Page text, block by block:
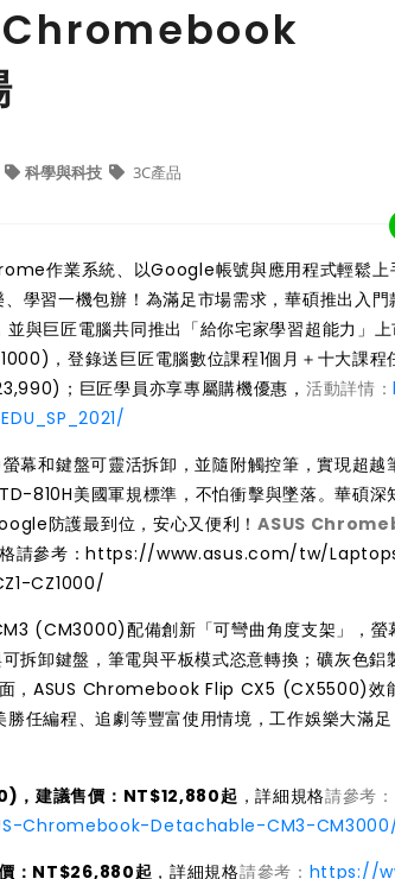
Chromebook
科學與科技 3C產品
作業系統、以Google帳號與應用程式輕鬆
學習一機包辦！為滿足市場需求，華碩推出入
巨匠電腦共同推出「給你宅家學習超能力」上
，登錄送巨匠電腦數位課程1個月＋十大課程
；巨匠學員亦享專屬購機優惠， 活動詳情：
和鍵盤可靈活拆卸，並隨附觸控筆，實現超越
810H美國軍規標準，不怕衝擊與墜落。華碩深
防護最到位，安心又便利！ASUS
請參考：https://www.asus.com/tw/
CZ1000/
(CM3000)配備創新「可彎曲角度支架」，螢
拆卸鍵盤，筆電與平板模式恣意轉換；礦灰色鋁
，ASUS Chromebook Flip CX5 (CX5500)效能
任編程、追劇等豐富使用情境，工作娛樂大滿
建議售價：NT$12,880起 ，詳細規格請參考：
Chromebook-Detachable-CM3-
：NT$26,880起 ，詳細規格請參考： https://